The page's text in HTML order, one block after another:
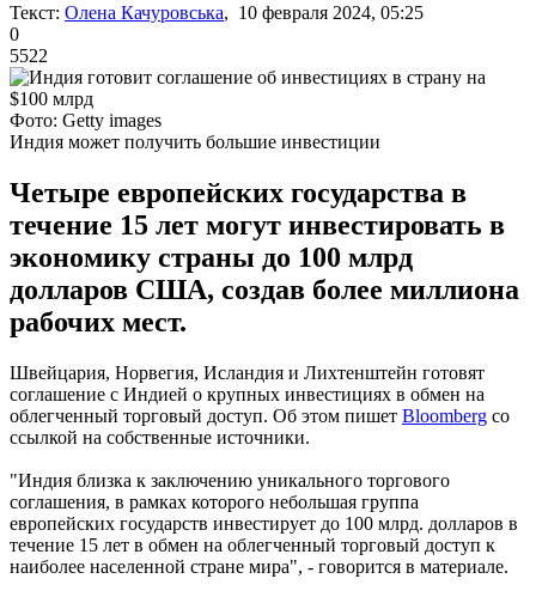
Текст: Олена Качуровська, 10 февраля 2024, 05:25
0
5522
Фото: Getty images
Индия может получить большие инвестиции
Четыре европейских государства в
течение 15 лет могут инвестировать в
экономику страны до 100 млрд
долларов США, создав более миллиона
рабочих мест.
Швейцария, Норвегия, Исландия и Лихтенштейн готовят
соглашение с Индией о крупных инвестициях в обмен на
облегченный торговый доступ. Об этом пишет Bloomberg со
ссылкой на собственные источники.
"Индия близка к заключению уникального торгового
соглашения, в рамках которого небольшая группа
европейских государств инвестирует до 100 млрд. долларов в
течение 15 лет в обмен на облегченный торговый доступ к
наиболее населенной стране мира", - говорится в материале.